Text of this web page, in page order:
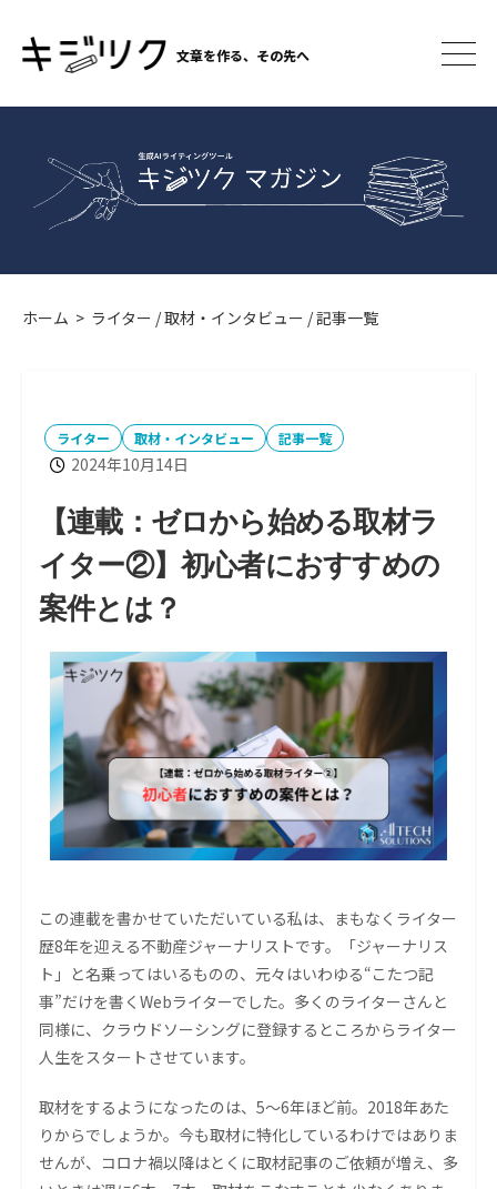
ツ
文章を作る、その先へ
メ
ュ
ホーム > ライター /取材・インタビュー /記事一覧
テ
ゴ
リ
ライター 取材・インタビュー 記事一覧
2024年10月14日
【連載：ゼロから始める取材ラ
イター②】初心者におすすめの
案件とは？
この連載を書かせていただいている私は、まもなくライター
歴8年を迎える不動産ジャーナリストです。「ジャーナリス
ト」と名乗ってはいるものの、元々はいわゆる“こたつ記
事”だけを書くWebライターでした。多くのライターさんと
同様に、クラウドソーシングに登録するところからライター
人生をスタートさせています。
取材をするようになったのは、5〜6年ほど前。2018年あた
りからでしょうか。今も取材に特化しているわけではありま
せんが、コロナ禍以降はとくに取材記事のご依頼が増え、多